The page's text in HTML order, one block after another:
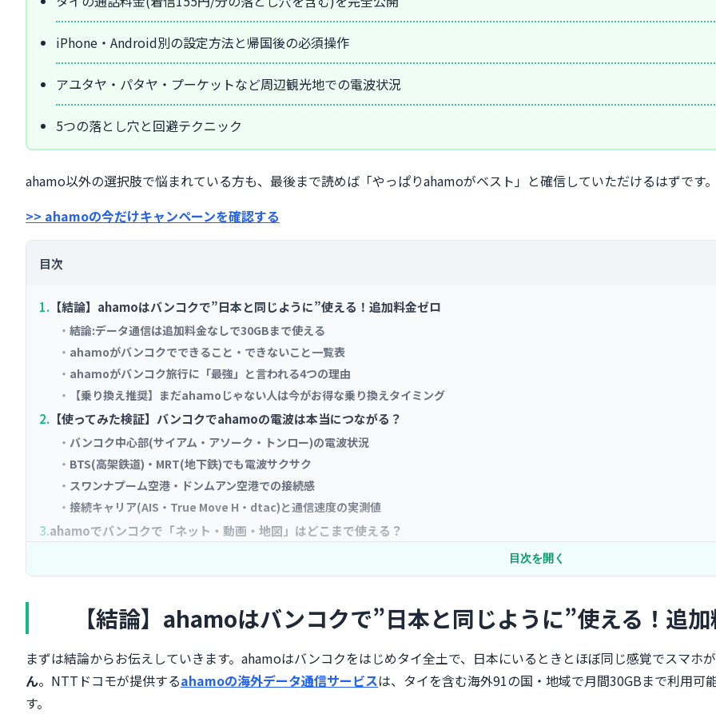
iPhone・Android別の設定方法と帰国後の必須操作
アユタヤ・パタヤ・プーケットなど周辺観光地での電波状況
5つの落とし穴と回避テクニック
ahamo以外の選択肢で悩まれている方も、最後まで読めば「やっぱりahamoがベスト」と確信していただけるはずです
>> ahamoの今だけキャンペーンを確認する
目次
【結論】ahamoはバンコクで”日本と同じように”使える！追加料金ゼロ
結論:データ通信は追加料金なしで30GBまで使える
ahamoがバンコクでできること・できないこと一覧表
ahamoがバンコク旅行に「最強」と言われる4つの理由
【乗り換え推奨】まだahamoじゃない人は今がお得な乗り換えタイミング
【使ってみた検証】バンコクでahamoの電波は本当につながる？
バンコク中心部(サイアム・アソーク・トンロー)の電波状況
BTS(高架鉄道)・MRT(地下鉄)でも電波サクサク
スワンナプーム空港・ドンムアン空港での接続感
接続キャリア(AIS・True Move H・dtac)と通信速度の実測値
ahamoでバンコクで「ネット・動画・地図」はどこまで使える？
YouTube・Netflix・Instagramの動画視聴は5Gでも快適
動画・SNSのデータ消費量の目安
タイでも日本の電話番号のまま発信・着信できる
タイでの通話料金一覧(着信155円/分は要注意！)
目次を開く
【結論】ahamoはバンコクで”日本と同じように”使える！追
まずは結論からお伝えしていきます。ahamoはバンコクをはじめタイ全土で、日本にいるときとほぼ同じ感覚でスマホ
ん。NTTドコモが提供するahamoの海外データ通信サービスは、タイを含む海外91の国・地域で月間30GBまで利用
す。